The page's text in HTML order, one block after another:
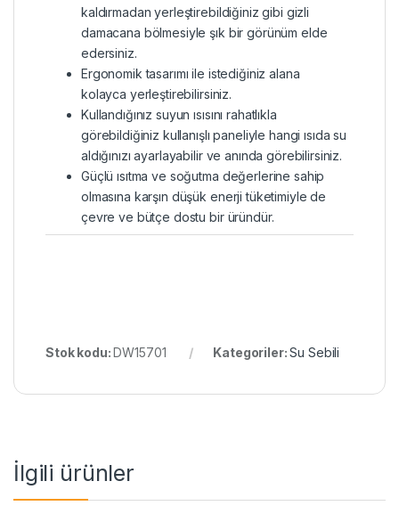
kaldırmadan yerleştirebildiğiniz gibi gizli
damacana bölmesiyle şık bir görünüm elde
edersiniz.
Ergonomik tasarımı ile istediğiniz alana
kolayca yerleştirebilirsiniz.
Kullandığınız suyun ısısını rahatlıkla
görebildiğiniz kullanışlı paneliyle hangi ısıda su
aldığınızı ayarlayabilir ve anında görebilirsiniz.
Güçlü ısıtma ve soğutma değerlerine sahip
olmasına karşın düşük enerji tüketimiyle de
çevre ve bütçe dostu bir üründür.
Stok kodu:DW15701 Kategoriler:Su Sebili
İlgili ürünler